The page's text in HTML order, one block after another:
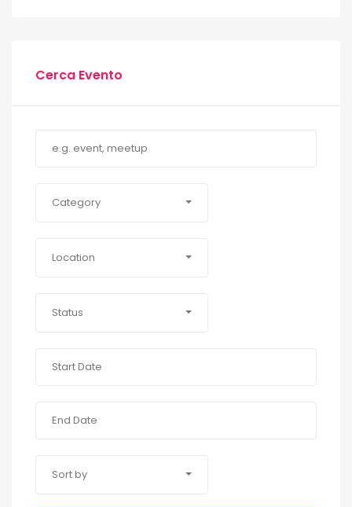
Cerca Evento
Category
Location
Status
Sort by